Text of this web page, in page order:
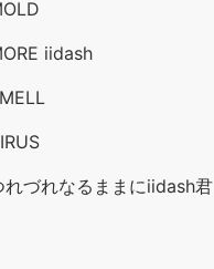
iidash
れづれなるままにiidash君